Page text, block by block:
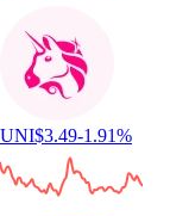
UNI$3.49-1.91%